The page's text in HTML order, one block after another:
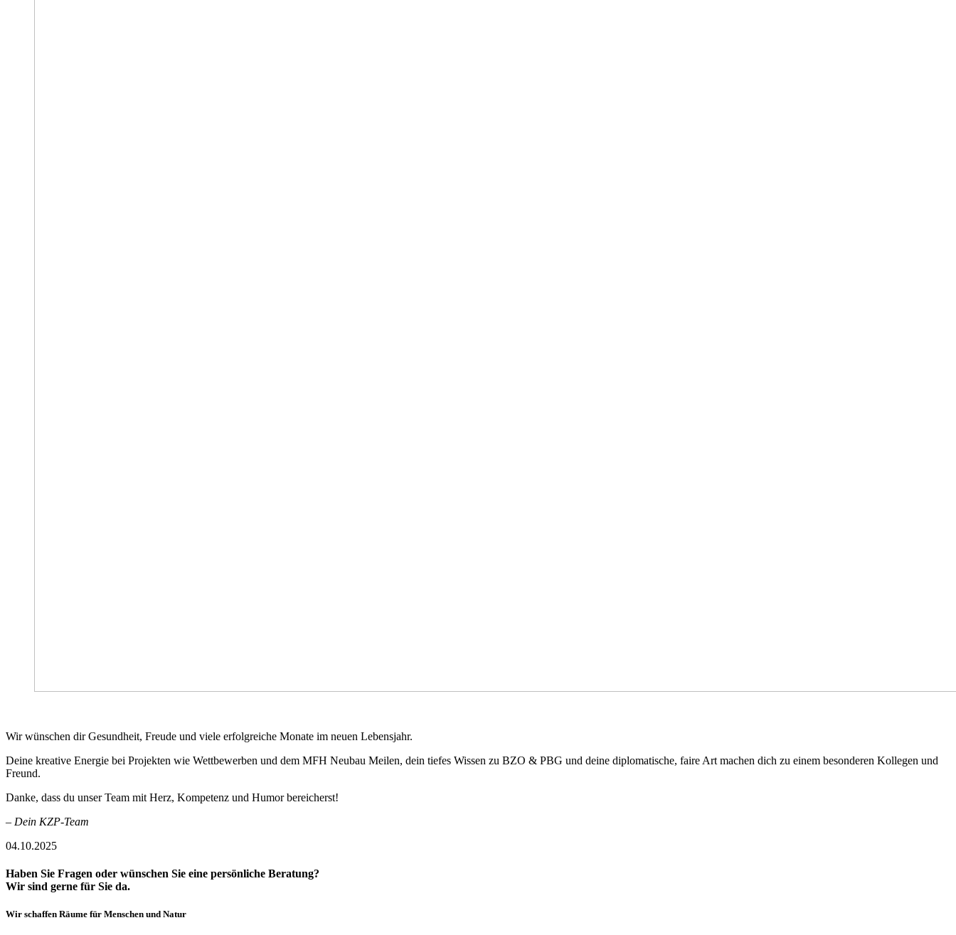
Wir wünschen dir Gesundheit, Freude und viele erfolgreiche Monate im neuen Lebensjahr.
Deine kreative Energie bei Projekten wie Wettbewerben und dem MFH Neubau Meilen, dein tiefes Wissen zu BZO & PBG und deine diplomatische, faire Art machen dich zu einem besonderen Kollegen und
Freund.
Danke, dass du unser Team mit Herz, Kompetenz und Humor bereicherst!
– Dein KZP-Team
04.10.2025
Haben Sie Fragen oder wünschen Sie eine persönliche Beratung?
Wir sind gerne für Sie da.
Wir schaffen Räume für Menschen und Natur